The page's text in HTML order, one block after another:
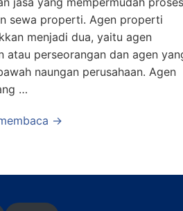
sewa properti. Agen properti
menjadi dua, yaitu agen
atau perseorangan dan agen
naungan perusahaan. Agen
…
→